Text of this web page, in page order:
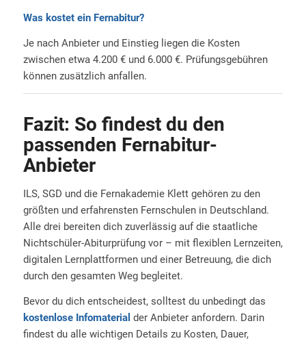
Was kostet ein Fernabitur?
Je nach Anbieter und Einstieg liegen die Kosten
zwischen etwa 4.200 € und 6.000 €. Prüfungsgebühren
können zusätzlich anfallen.
Fazit: So findest du den
passenden Fernabitur-
Anbieter
ILS, SGD und die Fernakademie Klett gehören zu den
größten und erfahrensten Fernschulen in Deutschland.
Alle drei bereiten dich zuverlässig auf die staatliche
Nichtschüler-Abiturprüfung vor – mit flexiblen Lernzeiten,
digitalen Lernplattformen und einer Betreuung, die dich
durch den gesamten Weg begleitet.
Bevor du dich entscheidest, solltest du unbedingt das
kostenlose Infomaterial der Anbieter anfordern. Darin
findest du alle wichtigen Details zu Kosten, Dauer,